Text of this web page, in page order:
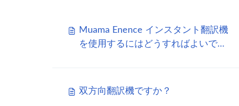
Muama Enence インスタント翻訳機
を使用するにはどうすればよいです
双方向翻訳機ですか？